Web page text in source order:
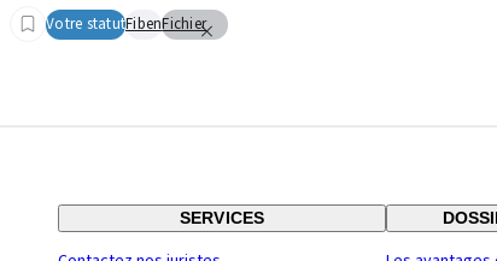
Votre statutFibenFichier
SERVICES